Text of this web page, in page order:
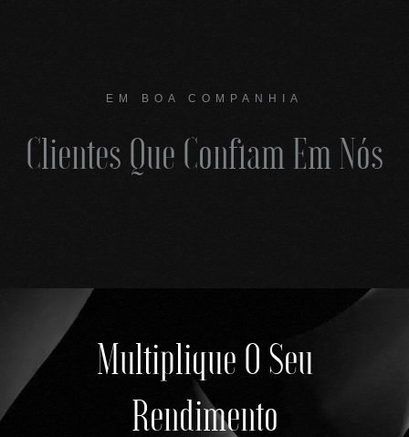
EM BOA COMPANHIA
Clientes Que Confiam Em Nós
Multiplique O Seu
Rendimento